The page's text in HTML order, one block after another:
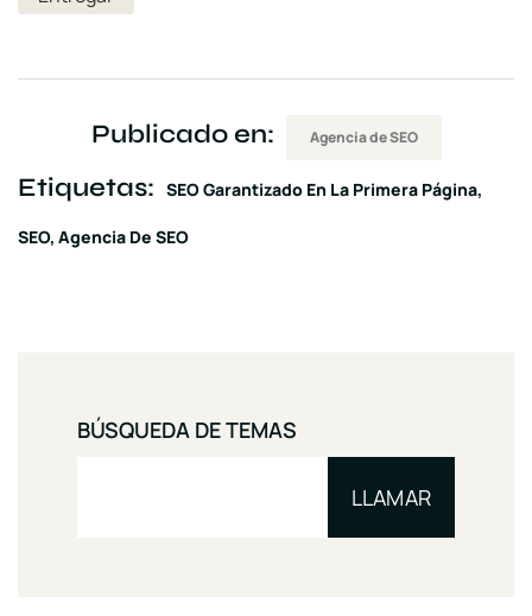
Publicado en: Agencia de SEO
Etiquetas: SEO Garantizado En La Primera Página
SEO Agencia De SEO
BÚSQUEDA DE TEMAS
LLAMAR